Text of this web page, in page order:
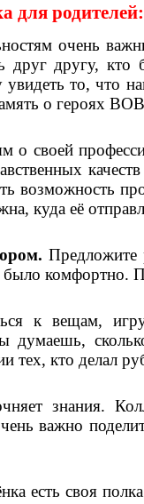
для
очень
друг другу,
то, что
о героях
о своей
куда её
Предложите
к вещам,
тех, кто делал
знания.
важно
есть своя